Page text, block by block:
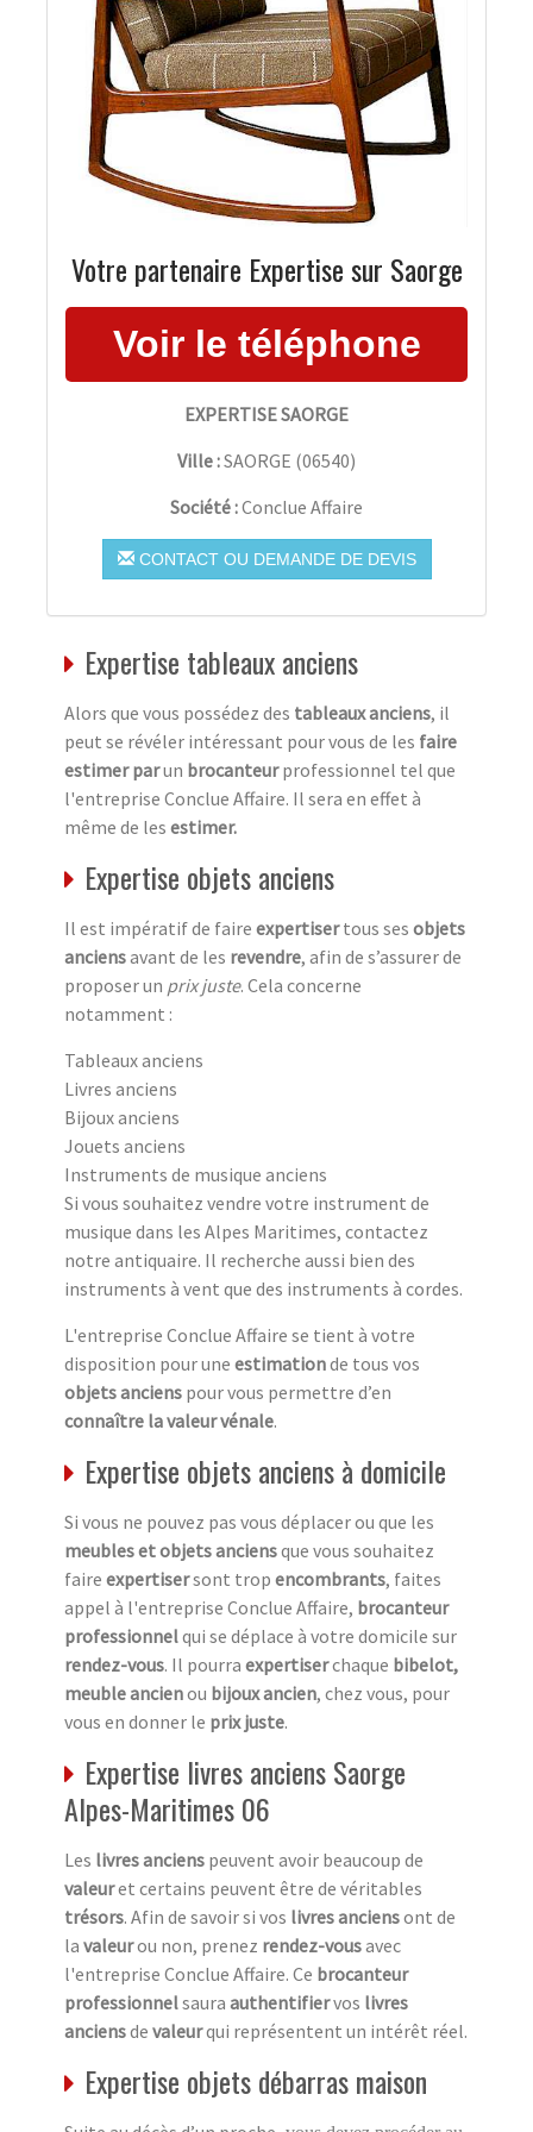
Votre partenaire Expertise sur Saorge
EXPERTISE SAORGE
Ville :SAORGE (06540)
Société :Conclue Affaire
CONTACT OU DEMANDE DE DEVIS
Expertise tableaux anciens
Alors que vous possédez des tableaux anciens, il
peut se révéler intéressant pour vous de les faire
estimer parun brocanteurprofessionnel tel que
l'entreprise Conclue Affaire. Il sera en effet à
même de les estimer.
Expertise objets anciens
Il est impératif de faire expertisertous ses objets
anciensavant de les revendre, afin de s’assurer de
proposer un prix juste. Cela concerne
notamment :
Tableaux anciens
Livres anciens
Bijoux anciens
Jouets anciens
Instruments de musique anciens
Si vous souhaitez vendre votre instrument de
musique dans les Alpes Maritimes, contactez
notre antiquaire. Il recherche aussi bien des
instruments à vent que des instruments à cordes.
L'entreprise Conclue Affaire se tient à votre
disposition pour une estimationde tous vos
objets anciens pour vous permettre d’en
connaître la valeur vénale.
Expertise objets anciens à domicile
Si vous ne pouvez pas vous déplacer ou que les
meubles et objets anciensque vous souhaitez
faire expertisersont trop encombrants, faites
appel à l'entreprise Conclue Affaire, brocanteur
professionnelqui se déplace à votre domicile sur
rendez-vous. Il pourra expertiserchaque bibelot,
meuble ancienou bijoux ancien, chez vous, pour
vous en donner le prix juste.
Expertise livres anciens Saorge
Alpes-Maritimes 06
Les livres anciens peuvent avoir beaucoup de
valeuret certains peuvent être de véritables
trésors. Afin de savoir si vos livres anciensont de
la valeurou non, prenez rendez-vousavec
l'entreprise Conclue Affaire. Ce brocanteur
professionnelsaura authentifiervos livres
anciensde valeurqui représentent un intérêt réel.
Expertise objets débarras maison